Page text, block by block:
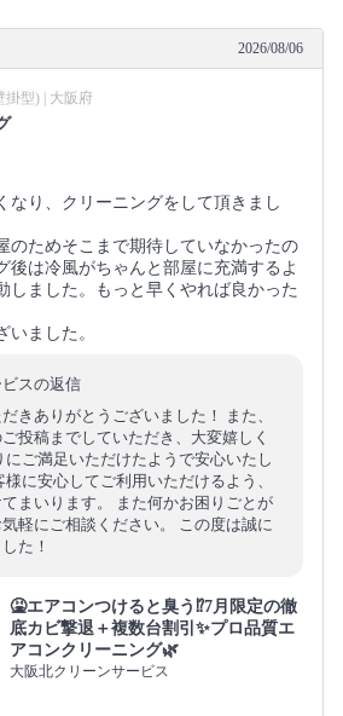
2026/08/06
掛型) | 大阪府
なり、クリーニングをして頂きまし
のためそこまで期待していなかったの
後は冷風がちゃんと部屋に充満するよ
しました。もっと早くやれば良かった
いました。
スの返信
きありがとうございました！ また、
投稿までしていただき、大変嬉しく
ご満足いただけたようで安心いたし
に安心してご利用いただけるよう、
まいります。 また何かお困りごとが
軽にご相談ください。 この度は誠に
た！
🤮エアコンつけると臭う⁉️7月限定の徹
底カビ撃退＋複数台割引✨プロ品質エ
アコンクリーニング🌿
大阪北クリーンサービス